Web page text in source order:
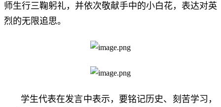
师生行三鞠躬礼，并依次敬献手中的小白花，表达对英
烈的无限追思。
学生代表在发言中表示，要铭记历史、刻苦学习，